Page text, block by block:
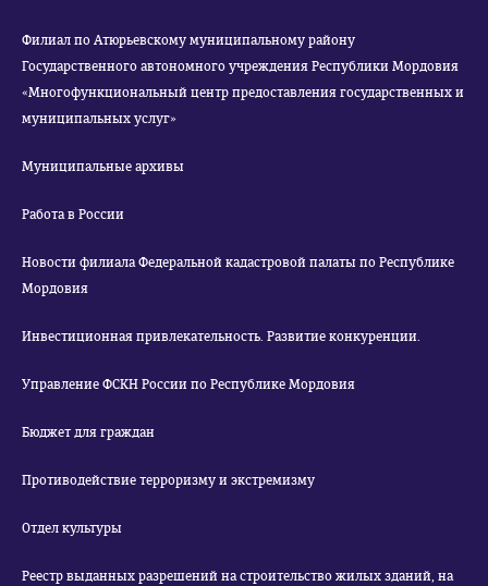
Филиал по Атюрьевскому муниципальному району
Государственного автономного учреждения Республики Мордовия
«Многофункциональный центр предоставления государственных и
муниципальных услуг»
Муниципальные архивы
Работа в России
Новости филиала Федеральной кадастровой палаты по Республике
Мордовия
Инвестиционная привлекательность. Развитие конкуренции.
Управление ФСКН России по Республике Мордовия
Бюджет для граждан
Противодействие терроризму и экстремизму
Отдел культуры
Реестр выданных разрешений на строительство жилых зданий, на